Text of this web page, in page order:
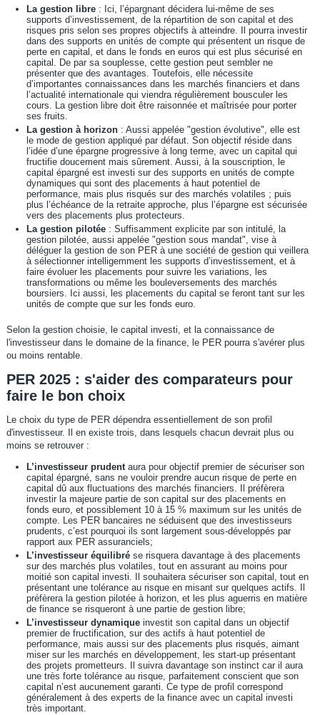
La gestion libre: Ici, l’épargnant décidera lui-même de ses
supports d’investissement, de la répartition de son capital et des
risques pris selon ses propres objectifs à atteindre. Il pourra investir
dans des supports en unités de compte qui présentent un risque de
perte en capital, et dans le fonds en euros qui est plus sécurisé en
capital. De par sa souplesse, cette gestion peut sembler ne
présenter que des avantages. Toutefois, elle nécessite
d’importantes connaissances dans les marchés financiers et dans
l’actualité internationale qui viendra régulièrement bousculer les
cours. La gestion libre doit être raisonnée et maîtrisée pour porter
ses fruits.
La gestion à horizon: Aussi appelée "gestion évolutive", elle est
le mode de gestion appliqué par défaut. Son objectif réside dans
l’idée d’une épargne progressive à long terme, avec un capital qui
fructifie doucement mais sûrement. Aussi, à la souscription, le
capital épargné est investi sur des supports en unités de compte
dynamiques qui sont des placements à haut potentiel de
performance, mais plus risqués sur des marchés volatiles ; puis
plus l’échéance de la retraite approche, plus l’épargne est sécurisée
vers des placements plus protecteurs.
La gestion pilotée: Suffisamment explicite par son intitulé, la
gestion pilotée, aussi appelée "gestion sous mandat", vise à
déléguer la gestion de son PER à une société de gestion qui veillera
à sélectionner intelligemment les supports d’investissement, et à
faire évoluer les placements pour suivre les variations, les
transformations ou même les bouleversements des marchés
boursiers. Ici aussi, les placements du capital se feront tant sur les
unités de compte que sur les fonds euro.
Selon la gestion choisie, le capital investi, et la connaissance de
l'investisseur dans le domaine de la finance, le PER pourra s'avérer plus
ou moins rentable.
PER 2025 : s'aider des comparateurs pour
faire le bon choix
Le choix du type de PER dépendra essentiellement de son profil
d'investisseur. Il en existe trois, dans lesquels chacun devrait plus ou
moins se retrouver :
L’investisseur prudentaura pour objectif premier de sécuriser son
capital épargné, sans ne vouloir prendre aucun risque de perte en
capital dû aux fluctuations des marchés financiers. Il préfèrera
investir la majeure partie de son capital sur des placements en
fonds euro, et possiblement 10 à 15 % maximum sur les unités de
compte. Les PER bancaires ne séduisent que des investisseurs
prudents, c’est pourquoi ils sont largement sous-développés par
rapport aux PER assuranciels;
L’investisseur équilibrése risquera davantage à des placements
sur des marchés plus volatiles, tout en assurant au moins pour
moitié son capital investi. Il souhaitera sécuriser son capital, tout en
présentant une tolérance au risque en misant sur quelques actifs. Il
préfèrera la gestion pilotée à horizon, et les plus aguerris en matière
de finance se risqueront à une partie de gestion libre;
L’investisseur dynamiqueinvestit son capital dans un objectif
premier de fructification, sur des actifs à haut potentiel de
performance, mais aussi sur des placements plus risqués, aimant
miser sur les marchés en développement, les start-up présentant
des projets prometteurs. Il suivra davantage son instinct car il aura
une très forte tolérance au risque, parfaitement conscient que son
capital n’est aucunement garanti. Ce type de profil correspond
généralement à des experts de la finance avec un capital investi
très important.